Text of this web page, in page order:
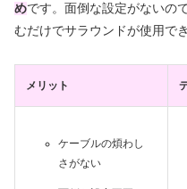
めです。面倒な設定がないの
むだけでサラウンドが使用でき
メリット
ケーブルの煩わし
さがない